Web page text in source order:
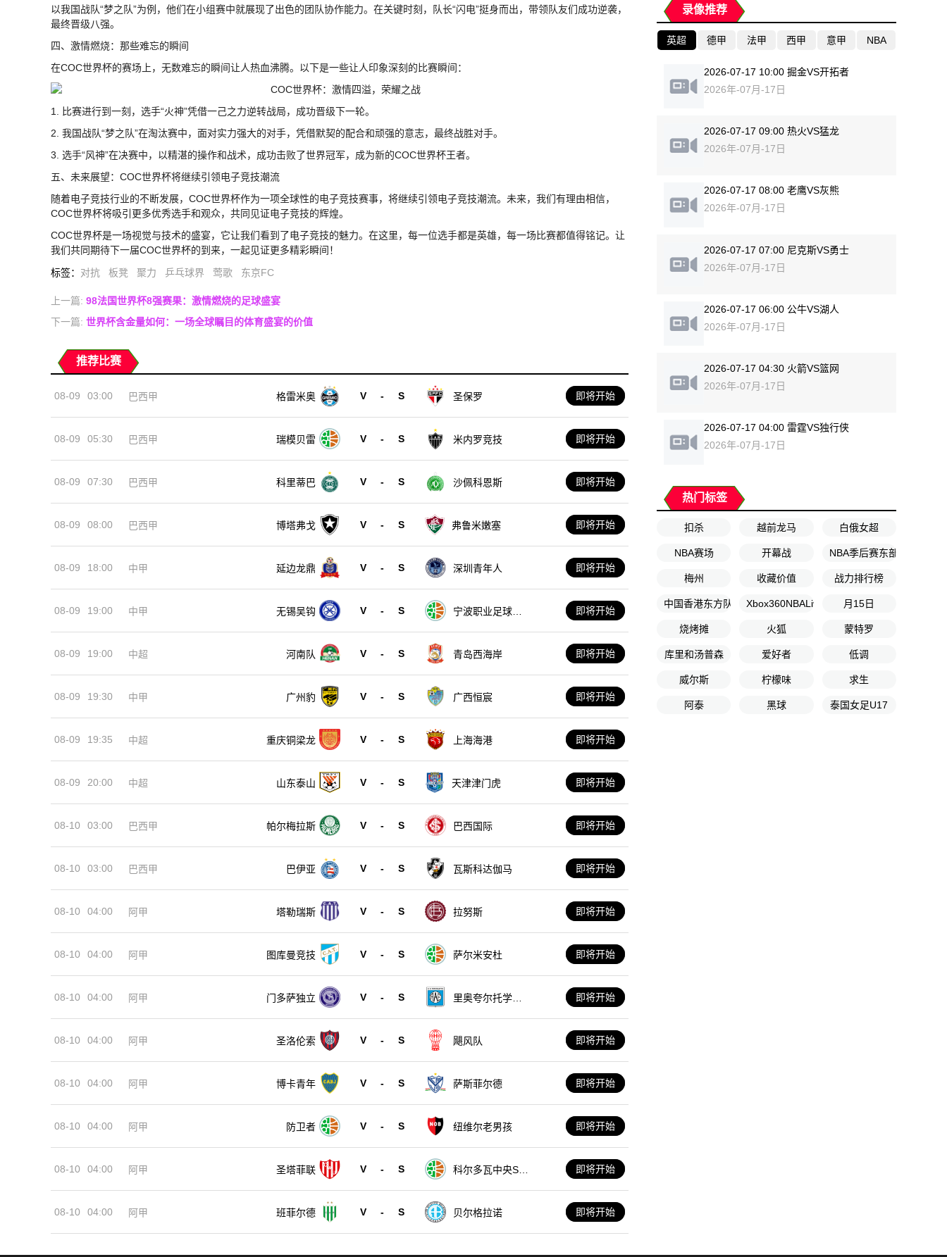
以我国战队“梦之队”为例，他们在小组赛中就展现了出色的团队协作能力。在关键时刻，队长“闪电”挺身而出，带领队友们成功逆袭，
最终晋级八强。
四、激情燃烧：那些难忘的瞬间
在COC世界杯的赛场上，无数难忘的瞬间让人热血沸腾。以下是一些让人印象深刻的比赛瞬间：
1. 比赛进行到一刻，选手“火神”凭借一己之力逆转战局，成功晋级下一轮。
2. 我国战队“梦之队”在淘汰赛中，面对实力强大的对手，凭借默契的配合和顽强的意志，最终战胜对手。
3. 选手“风神”在决赛中，以精湛的操作和战术，成功击败了世界冠军，成为新的COC世界杯王者。
五、未来展望：COC世界杯将继续引领电子竞技潮流
随着电子竞技行业的不断发展，COC世界杯作为一项全球性的电子竞技赛事，将继续引领电子竞技潮流。未来，我们有理由相信，
COC世界杯将吸引更多优秀选手和观众，共同见证电子竞技的辉煌。
COC世界杯是一场视觉与技术的盛宴，它让我们看到了电子竞技的魅力。在这里，每一位选手都是英雄，每一场比赛都值得铭记。让
我们共同期待下一届COC世界杯的到来，一起见证更多精彩瞬间！
标签： 对抗 板凳 聚力 乒乓球界 莺歌 东京FC
上一篇: 98法国世界杯8强赛果：激情燃烧的足球盛宴
下一篇: 世界杯含金量如何：一场全球瞩目的体育盛宴的价值
推荐比赛
08-09 03:00 巴西甲 格雷米奥 V - S 圣保罗 即将开始
08-09 05:30 巴西甲 瑞模贝雷 V - S 米内罗竞技 即将开始
08-09 07:30 巴西甲 科里蒂巴 V - S 沙佩科恩斯 即将开始
08-09 08:00 巴西甲 博塔弗戈 V - S 弗鲁米嫩塞 即将开始
08-09 18:00 中甲 延边龙鼎 V - S 深圳青年人 即将开始
08-09 19:00 中甲 无锡吴钩 V - S
宁波职业足球俱
即将开始
08-09 19:00 中超 河南队 V - S 青岛西海岸 即将开始
08-09 19:30 中甲 广州豹 V - S 广西恒宸 即将开始
08-09 19:35 中超 重庆铜梁龙 V - S 上海海港 即将开始
08-09 20:00 中超 山东泰山 V - S 天津津门虎 即将开始
08-10 03:00 巴西甲 帕尔梅拉斯 V - S 巴西国际 即将开始
08-10 03:00 巴西甲 巴伊亚 V - S 瓦斯科达伽马 即将开始
08-10 04:00 阿甲 塔勒瑞斯 V - S 拉努斯 即将开始
08-10 04:00 阿甲 图库曼竞技 V - S 萨尔米安杜 即将开始
08-10 04:00 阿甲 门多萨独立 V - S
里奥夸尔托学生
即将开始
08-10 04:00 阿甲 圣洛伦索 V - S 飓风队 即将开始
08-10 04:00 阿甲 博卡青年 V - S 萨斯菲尔德 即将开始
08-10 04:00 阿甲 防卫者 V - S 纽维尔老男孩 即将开始
08-10 04:00 阿甲 圣塔菲联 V - S
科尔多瓦中央SD
即将开始
08-10 04:00 阿甲 班菲尔德 V - S 贝尔格拉诺 即将开始
录像推荐
英超 德甲 法甲 西甲 意甲 NBA
2026-07-17 10:00 掘金VS开拓者
2026年-07月-17日
2026-07-17 09:00 热火VS猛龙
2026年-07月-17日
2026-07-17 08:00 老鹰VS灰熊
2026年-07月-17日
2026-07-17 07:00 尼克斯VS勇士
2026年-07月-17日
2026-07-17 06:00 公牛VS湖人
2026年-07月-17日
2026-07-17 04:30 火箭VS篮网
2026年-07月-17日
2026-07-17 04:00 雷霆VS独行侠
2026年-07月-17日
热门标签
扣杀 越前龙马 白俄女超
NBA赛场 开幕战 NBA季后赛东部决赛G1
梅州 收藏价值 战力排行榜
中国香港东方队 Xbox360NBALive 月15日
烧烤摊 火狐 蒙特罗
库里和汤普森 爱好者 低调
威尔斯 柠檬味 求生
阿泰 黑球 泰国女足U17